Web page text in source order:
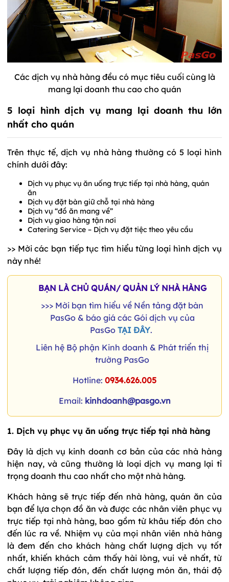
Các dịch vụ nhà hàng đều có mục tiêu cuối cùng là
mang lại doanh thu cao cho quán
5 loại hình dịch vụ mang lại doanh thu lớn
nhất cho quán
Trên thực tế, dịch vụ nhà hàng thường có 5 loại hình
chính dưới đây:
Dịch vụ phục vụ ăn uống trực tiếp tại nhà hàng, quán
ăn
Dịch vụ đặt bàn giữ chỗ tại nhà hàng
Dịch vụ “đồ ăn mang về”
Dịch vụ giao hàng tận nơi
Catering Service – Dịch vụ đặt tiệc theo yêu cầu
>> Mời các bạn tiếp tục tìm hiểu từng loại hình dịch vụ
này nhé!
BẠN LÀ CHỦ QUÁN/ QUẢN LÝ NHÀ HÀNG
>>> Mời bạn tìm hiểu về Nền tảng đặt bàn
PasGo & báo giá các Gói dịch vụ của
PasGo TẠI ĐÂY.
Liên hệ Bộ phận Kinh doanh & Phát triển thị
trường PasGo
Hotline: 0934.626.005
Email: kinhdoanh@pasgo.vn
1. Dịch vụ phục vụ ăn uống trực tiếp tại nhà hàng
Đây là dịch vụ kinh doanh cơ bản của các nhà hàng
hiện nay, và cũng thường là loại dịch vụ mang lại tỉ
trọng doanh thu cao nhất cho một nhà hàng.
Khách hàng sẽ trực tiếp đến nhà hàng, quán ăn của
bạn để lựa chọn đồ ăn và được các nhân viên phục vụ
trực tiếp tại nhà hàng, bao gồm từ khâu tiếp đón cho
đến lúc ra về. Nhiệm vụ của mọi nhân viên nhà hàng
là đem đến cho khách hàng chất lượng dịch vụ tốt
nhất, khiến khách cảm thấy hài lòng, vui vẻ nhất, từ
chất lượng tiếp đón, đến chất lượng món ăn, thái độ